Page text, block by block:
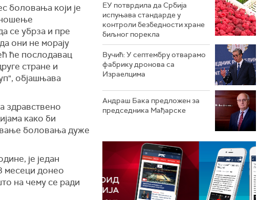
боловања који је
ношење
се убрза и пре
они не морају
ће послодавац
стране и
објашњава
здравствено
како би
боловања дуже
је један
месеци донео
на чему се ради
ЕУ потврдила да Србија
испуњава стандарде у
контроли безбедности хране
биљног порекла
Вучић: У септембру отварамо
фабрику дронова са
Израелцима
Андраш Бакa предложен за
председника Мађарске